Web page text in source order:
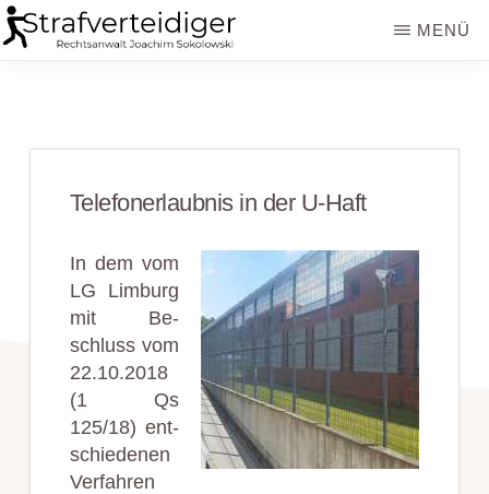
Zum
Inhalt
Zur
Seitenspalte
STRAFVERTEIDIGER
Sokolowski
MENÜ
Tele­fon­er­laub­nis in der U-Haft
In dem vom
LG Lim­burg
mit Be­
schluss vom
22.10.2018
(1 Qs
125/18) ent­
schied­en­en
Ver­fahren